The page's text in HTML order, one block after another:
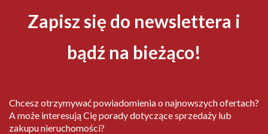
Zapisz się do newslettera i
bądź na bieżąco!
Chcesz otrzymywać powiadomienia o najnowszych ofertach?
A może interesują Cię porady dotyczące sprzedaży lub
zakupu nieruchomości?